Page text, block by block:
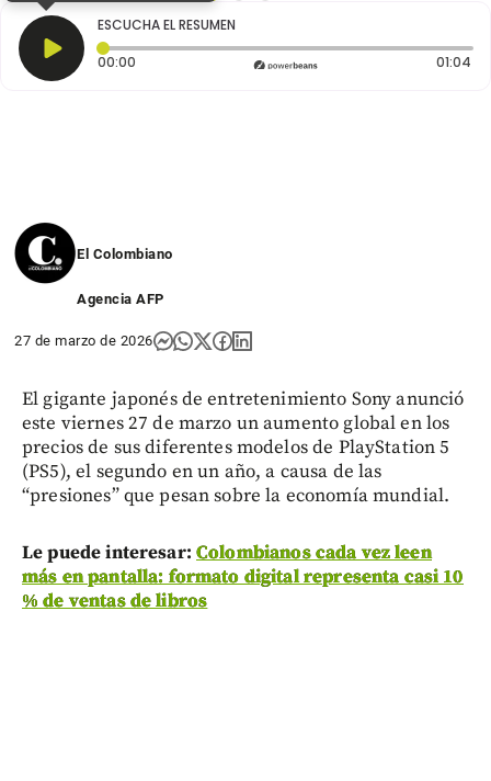
ESCUCHA EL RESUMEN
00:00 Tiempo transcurrido: 0 segundos 01:04
El Colombiano
Agencia AFP
27 de marzo de 2026
El gigante japonés de entretenimiento Sony anunció
este viernes 27 de marzo un aumento global en los
precios de sus diferentes modelos de PlayStation 5
(PS5), el segundo en un año, a causa de las
“presiones” que pesan sobre la economía mundial.
Le puede interesar: Colombianos cada vez leen
más en pantalla: formato digital representa casi 10
% de ventas de libros